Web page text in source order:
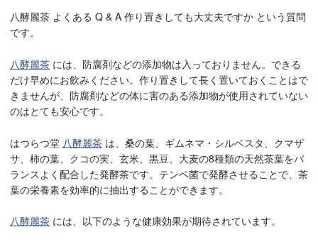
八酵麗茶 よくある Q & A 作り置きしても大丈夫ですか という質問
です。
八酵麗茶 には、防腐剤などの添加物は入っておりません。できる
だけ早めにお飲みください。作り置きして長く置いておくことはで
きませんが、防腐剤などの体に害のある添加物が使用されていない
のはとても安心です。
はつらつ堂 八酵麗茶 は、桑の葉、ギムネマ・シルベスタ、クマザ
サ、柿の葉、クコの実、玄米、黒豆、大麦の8種類の天然茶葉をバ
ランスよく配合した発酵茶です。テンペ菌で発酵させることで、茶
葉の栄養素を効率的に抽出することができます。
八酵麗茶 には、以下のような健康効果が期待されています。